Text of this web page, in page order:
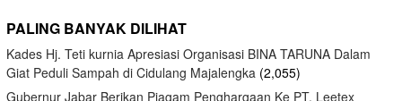
PALING BANYAK DILIHAT
Kades Hj. Teti kurnia Apresiasi Organisasi BINA TARUNA Dalam
Giat Peduli Sampah di Cidulang Majalengka (2,055)
Gubernur Jabar Berikan Piagam Penghargaan Ke PT. Leetex